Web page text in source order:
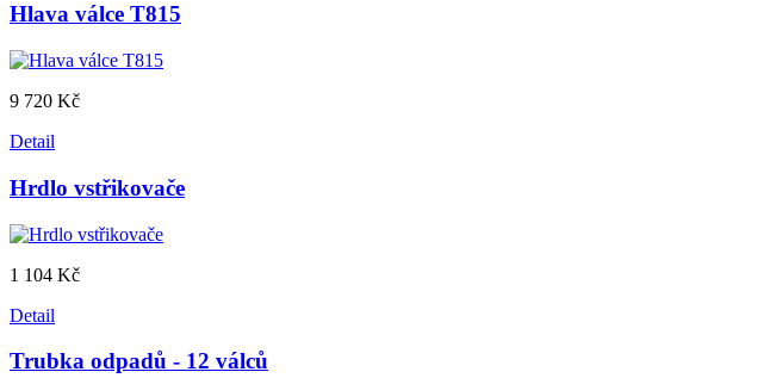
Hlava válce T815
9 720 Kč
Detail
Hrdlo vstřikovače
1 104 Kč
Detail
Trubka odpadů - 12 válců